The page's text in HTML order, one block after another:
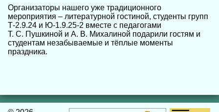
Организаторы нашего уже традиционного
мероприятия – литературной гостиной, студенты групп
Т-2.9.24 и Ю-1.9.25-2 вместе с педагогами
Т. С. Пушкиной и А. В. Михалиной подарили гостям и
студентам незабываемые и тёплые моменты
праздника.